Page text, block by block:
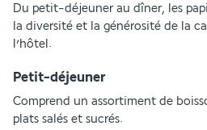
Du petit-déjeuner au dîner, les
la diversité et la générosité de la
l’hôtel.
Petit-déjeuner
Comprend un assortiment de
plats salés et sucrés.